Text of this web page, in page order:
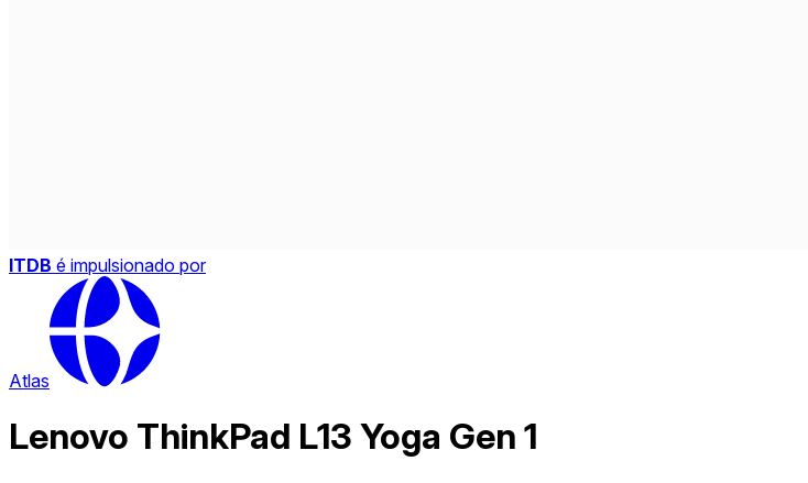
ITDB é impulsionado por
Atlas
Lenovo ThinkPad L13 Yoga Gen 1